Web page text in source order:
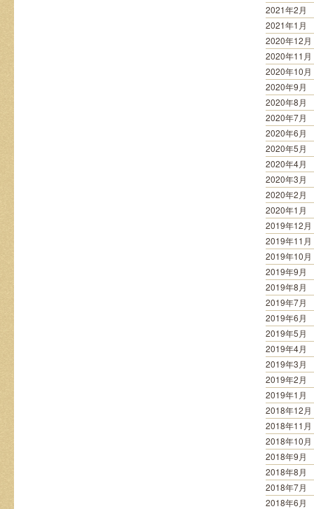
2021年2月
2021年1月
2020年12月
2020年11月
2020年10月
2020年9月
2020年8月
2020年7月
2020年6月
2020年5月
2020年4月
2020年3月
2020年2月
2020年1月
2019年12月
2019年11月
2019年10月
2019年9月
2019年8月
2019年7月
2019年6月
2019年5月
2019年4月
2019年3月
2019年2月
2019年1月
2018年12月
2018年11月
2018年10月
2018年9月
2018年8月
2018年7月
2018年6月